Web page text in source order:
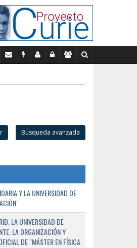
Búsqueda avanzada
Y LA UNIVERSIDAD DE
LA UNIVERSIDAD DE
LA ORGANIZACIÓN Y
DE "MÁSTER EN FÍSICA